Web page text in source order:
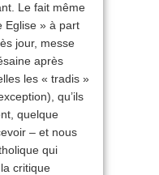
Le fait même
Eglise » à part
jour, messe
après
les « tradis »
qu’ils
quelque
– et nous
qui
critique